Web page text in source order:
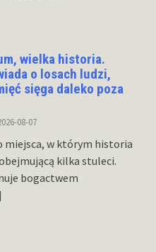
wielka historia.
o losach ludzi,
sięga daleko poza
08-07
miejsca, w którym historia
kilka stuleci.
bogactwem